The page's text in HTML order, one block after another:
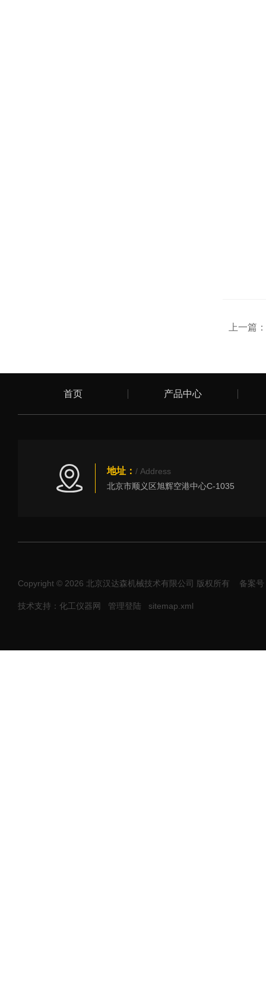
上一篇：
首页 产品中心
地址： / Address
北京市顺义区旭辉空港中心C-1035
Copyright © 2026 北京汉达森机械技术有限公司 版权所有 备案
技术支持：化工仪器网 管理登陆 sitemap.xml